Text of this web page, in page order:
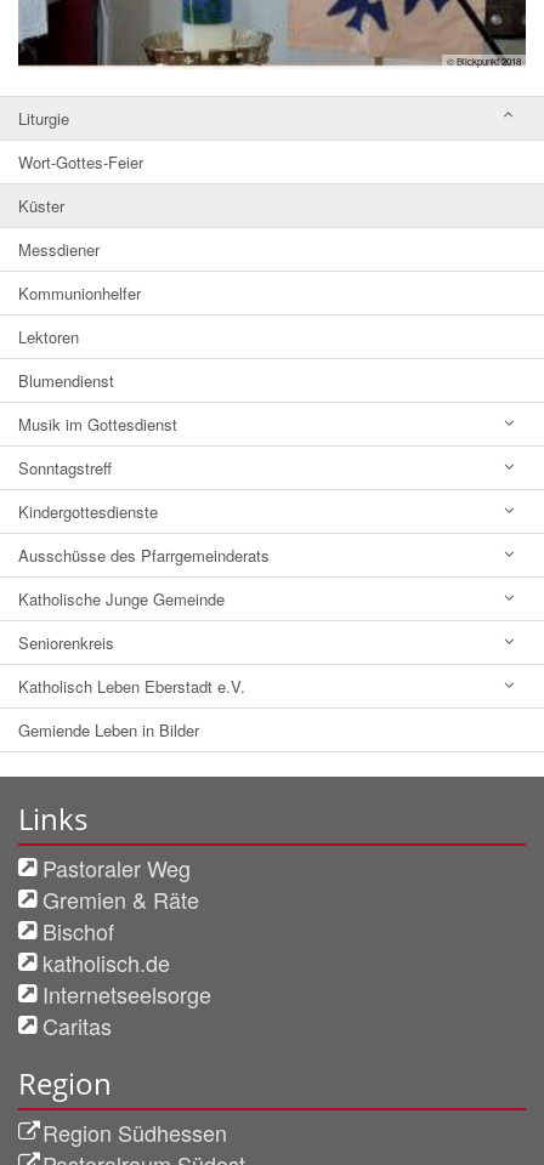
© Blickpunkt 2018
Liturgie
Wort-Gottes-Feier
Küster
Messdiener
Kommunionhelfer
Lektoren
Blumendienst
Musik im Gottesdienst
Sonntagstreff
Kindergottesdienste
Ausschüsse des Pfarrgemeinderats
Katholische Junge Gemeinde
Seniorenkreis
Katholisch Leben Eberstadt e.V.
Gemiende Leben in Bilder
Links
Pastoraler Weg
Gremien & Räte
Bischof
katholisch.de
Internetseelsorge
Caritas
Region
Region Südhessen